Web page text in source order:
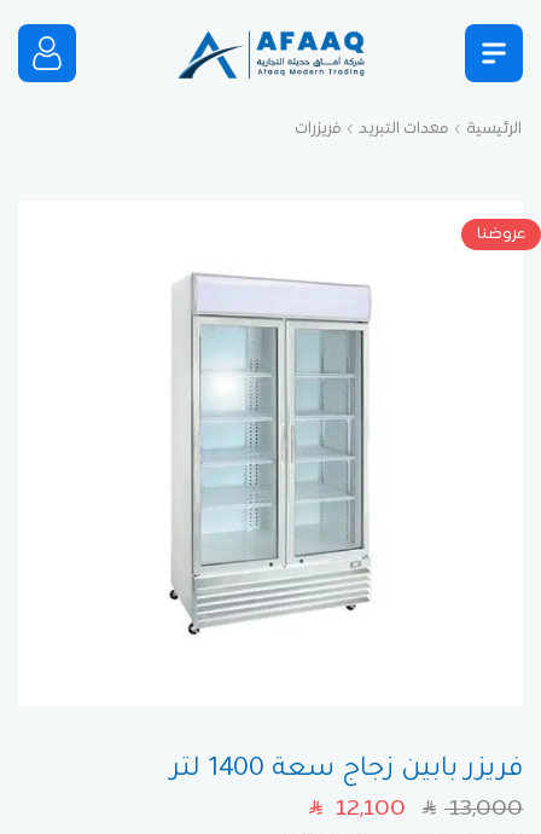
الرئيسية معدات التبريد فريزرات
عروضنا
فريزر بابين زجاج سعة 1400 لتر
SAR 13,000
SAR 12,100